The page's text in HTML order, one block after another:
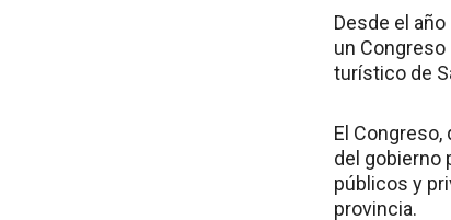
Desde el
un
turístico de
El
del gobierno
públicos y
provincia.